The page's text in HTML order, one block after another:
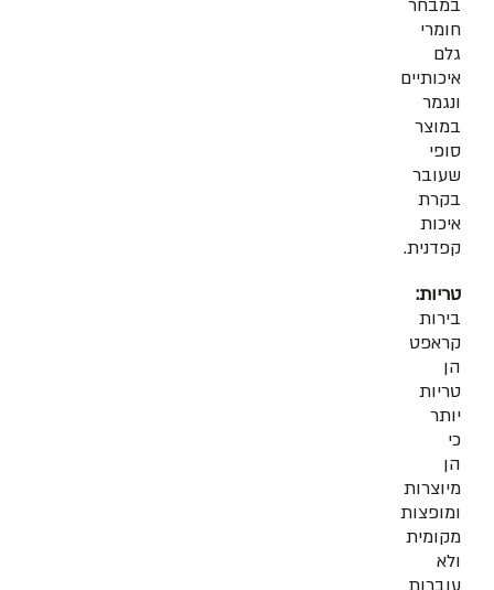
במבחר
חומרי
גלם
איכותיים
ונגמר
במוצר
סופי
שעובר
בקרת
איכות
קפדנית.
טריות:
בירות
קראפט
הן
טריות
יותר
כי
הן
מיוצרות
ומופצות
מקומית
ולא